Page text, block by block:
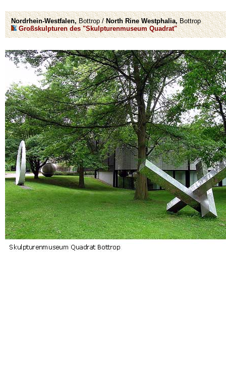
Nordrhein-Westfalen,Bottrop /North Rine Westphalia,Bottrop
Großskulpturen des "Skulpturenmuseum Quadrat"